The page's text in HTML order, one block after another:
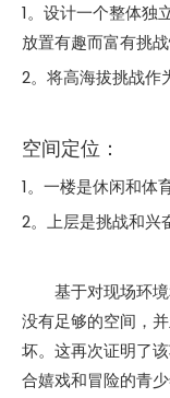
1。设计一个整体独
放置有趣而富有挑
2。将高海拔挑战作
空间定位：
1。一楼是休闲和体
2。上层是挑战和兴
基于对现场环
没有足够的空间，
坏。这再次证明了
合嬉戏和冒险的青少